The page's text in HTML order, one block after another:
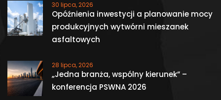
30 lipca, 2026
Opóźnienia inwestycji a planowanie mocy
produkcyjnych wytwórni mieszanek
asfaltowych
28 lipca, 2026
„Jedna branża, wspólny kierunek” –
konferencja PSWNA 2026